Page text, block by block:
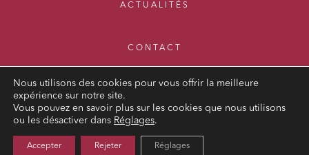
ACTUALITÉS
CONTACT
MENTIONS LÉGALES
Nous utilisons des cookies pour vous offrir la meilleure
expérience sur notre site.
Vous pouvez en savoir plus sur les cookies que nous utilisons
ou les désactiver dans Réglages.
Accepter Rejeter Réglages